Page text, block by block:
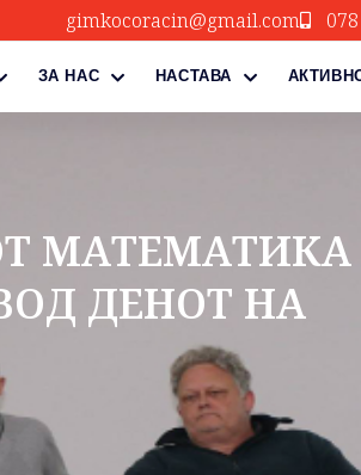
gimkocoracin@gmail.com
ЗА НАС НАСТАВА
МАТЕМАТИКА
ДЕНОТ НА